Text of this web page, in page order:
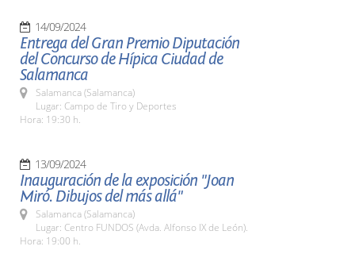
14/09/2024
Entrega del Gran Premio Diputación
del Concurso de Hípica Ciudad de
Salamanca
Salamanca (Salamanca)
Lugar: Campo de Tiro y Deportes
Hora: 19:30 h.
13/09/2024
Inauguración de la exposición "Joan
Miró. Dibujos del más allá"
Salamanca (Salamanca)
Lugar: Centro FUNDOS (Avda. Alfonso IX de León).
Hora: 19:00 h.